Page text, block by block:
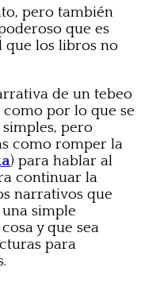
pero también
que es
que los libros no
de un tebeo
por lo que se
pero
como romper la
) para hablar al
continuar la
narrativos que
simple
y que sea
para